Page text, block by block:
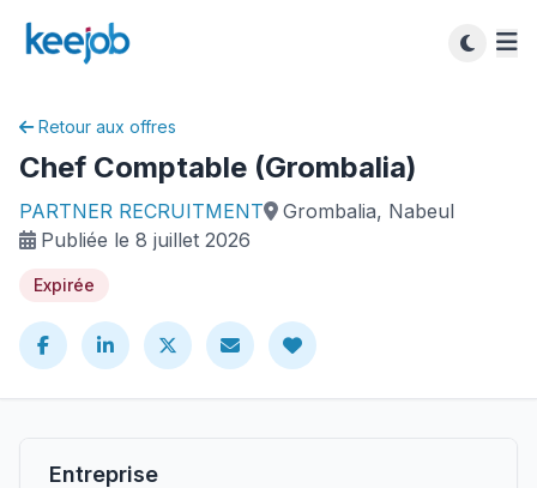
Retour aux offres
Chef Comptable (Grombalia)
PARTNER RECRUITMENT
Grombalia, Nabeul
Publiée le 8 juillet 2026
Expirée
Entreprise